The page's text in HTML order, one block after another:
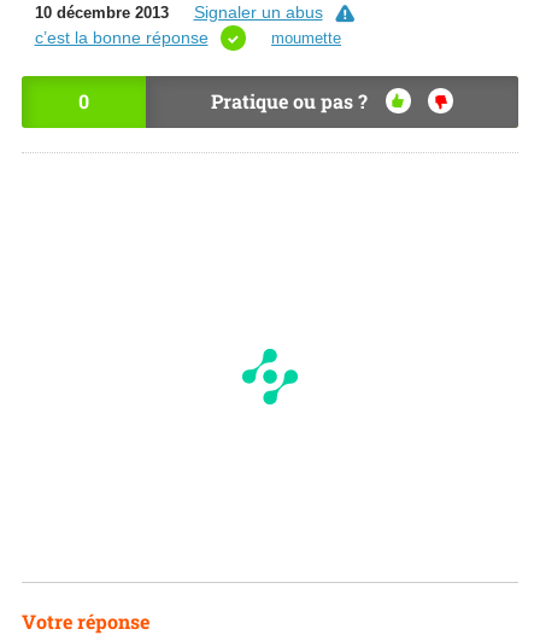
10 décembre 2013
Signaler un abus
c’est la bonne réponse
moumette
0 Pratique ou pas ?
OU
I
NO
Votre réponse